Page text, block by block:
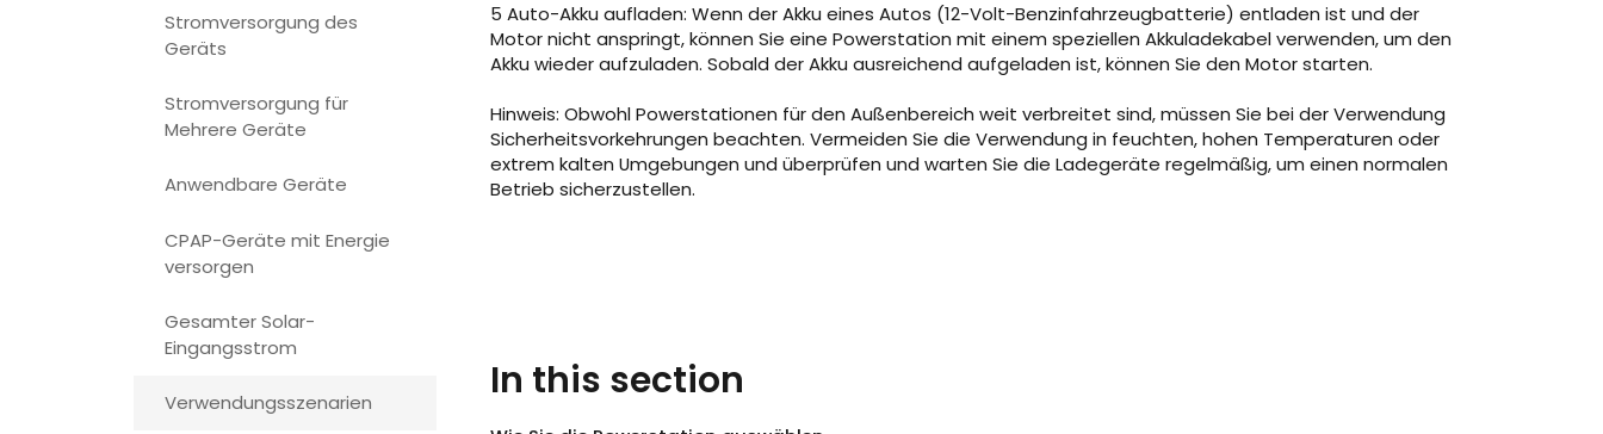
Stromversorgung des
Geräts
Stromversorgung für
Mehrere Geräte
Anwendbare Geräte
CPAP-Geräte mit Energie
versorgen
Gesamter Solar-
Eingangsstrom
Verwendungsszenarien
5 Auto-Akku aufladen: Wenn der Akku eines Autos (12-Volt-Benzinfahrzeugbatterie) entladen ist und der
Motor nicht anspringt, können Sie eine Powerstation mit einem speziellen Akkuladekabel verwenden, um den
Akku wieder aufzuladen. Sobald der Akku ausreichend aufgeladen ist, können Sie den Motor starten.
Hinweis: Obwohl Powerstationen für den Außenbereich weit verbreitet sind, müssen Sie bei der Verwendung
Sicherheitsvorkehrungen beachten. Vermeiden Sie die Verwendung in feuchten, hohen Temperaturen oder
extrem kalten Umgebungen und überprüfen und warten Sie die Ladegeräte regelmäßig, um einen normalen
Betrieb sicherzustellen.
In this section